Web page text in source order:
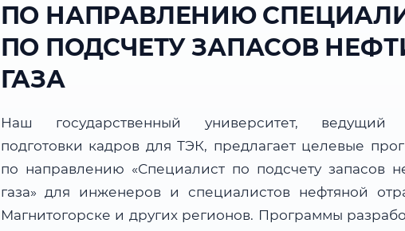
ПО НАПРАВЛЕНИЮ
ПО ПОДСЧЕТУ ЗАПАСОВ
ГАЗА
Наш государственный университет, ведущий
подготовки кадров для ТЭК, предлагает целевые
по направлению «Специалист по подсчету запасов
газа» для инженеров и специалистов нефтяной
Магнитогорске и других регионов. Программы